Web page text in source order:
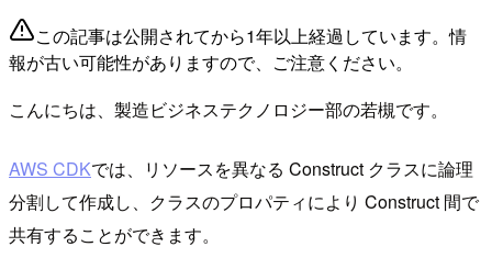
この記事は公開されてから1年以上経過しています。情
報が古い可能性がありますので、ご注意ください。
こんにちは、製造ビジネステクノロジー部の若槻です。
AWS CDKでは、リソースを異なる Construct クラスに論理
分割して作成し、クラスのプロパティにより Construct 間で
共有することができます。